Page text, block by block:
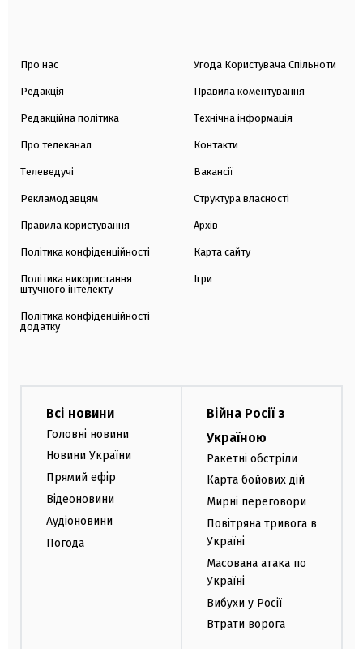
Про нас
Редакція
Редакційна політика
Про телеканал
Телеведучі
Рекламодавцям
Правила користування
Політика конфіденційності
Політика використання
штучного інтелекту
Політика конфіденційності
додатку
Угода Користувача Спільноти
Правила коментування
Технічна інформація
Контакти
Вакансії
Структура власності
Архів
Карта сайту
Ігри
Всі новини
Головні новини
Новини України
Прямий ефір
Відеоновини
Аудіоновини
Погода
Війна Росії з
Україною
Ракетні обстріли
Карта бойових дій
Мирні переговори
Повітряна тривога в
Україні
Масована атака по
Україні
Вибухи у Росії
Втрати ворога